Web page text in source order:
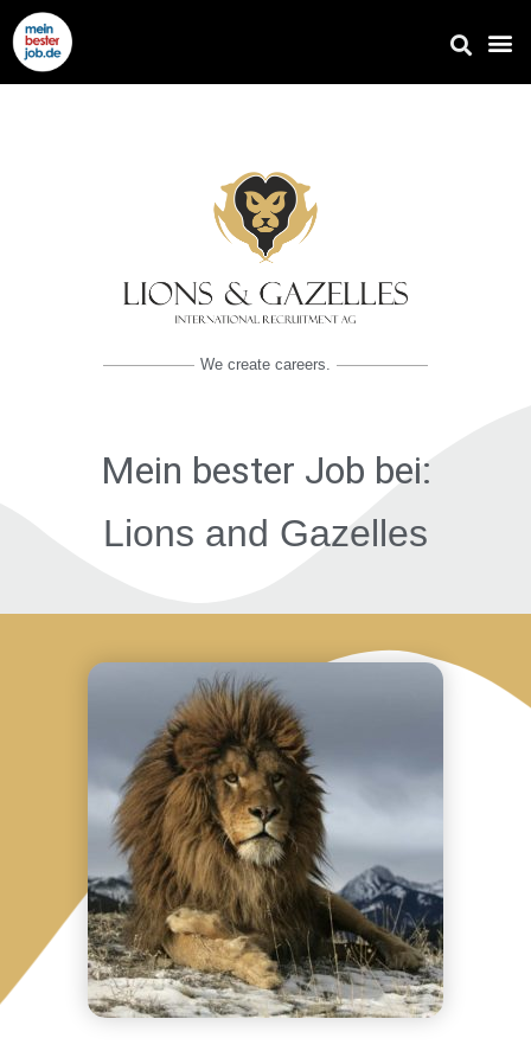
We create careers.
Mein bester Job bei:
Lions and Gazelles